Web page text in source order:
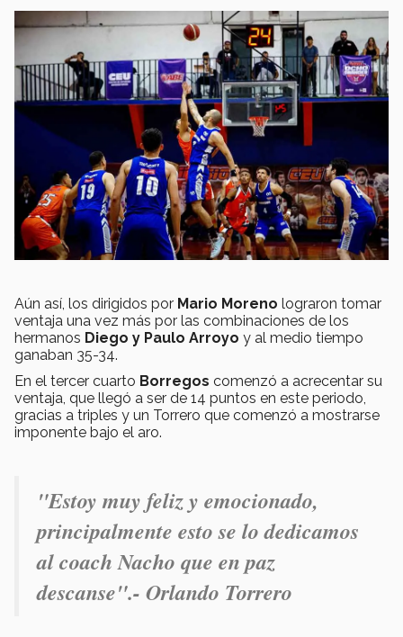
Aún así, los dirigidos por Mario Moreno lograron tomar
ventaja una vez más por las combinaciones de los
hermanos Diego y Paulo Arroyo y al medio tiempo
ganaban 35-34.
En el tercer cuarto Borregos comenzó a acrecentar su
ventaja, que llegó a ser de 14 puntos en este periodo,
gracias a triples y un Torrero que comenzó a mostrarse
imponente bajo el aro.
"Estoy muy feliz y emocionado,
principalmente esto se lo dedicamos
al coach Nacho que en paz
descanse".- Orlando Torrero